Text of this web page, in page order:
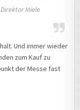
Miele
Und immer wieder
zum Kauf zu
der Messe fast